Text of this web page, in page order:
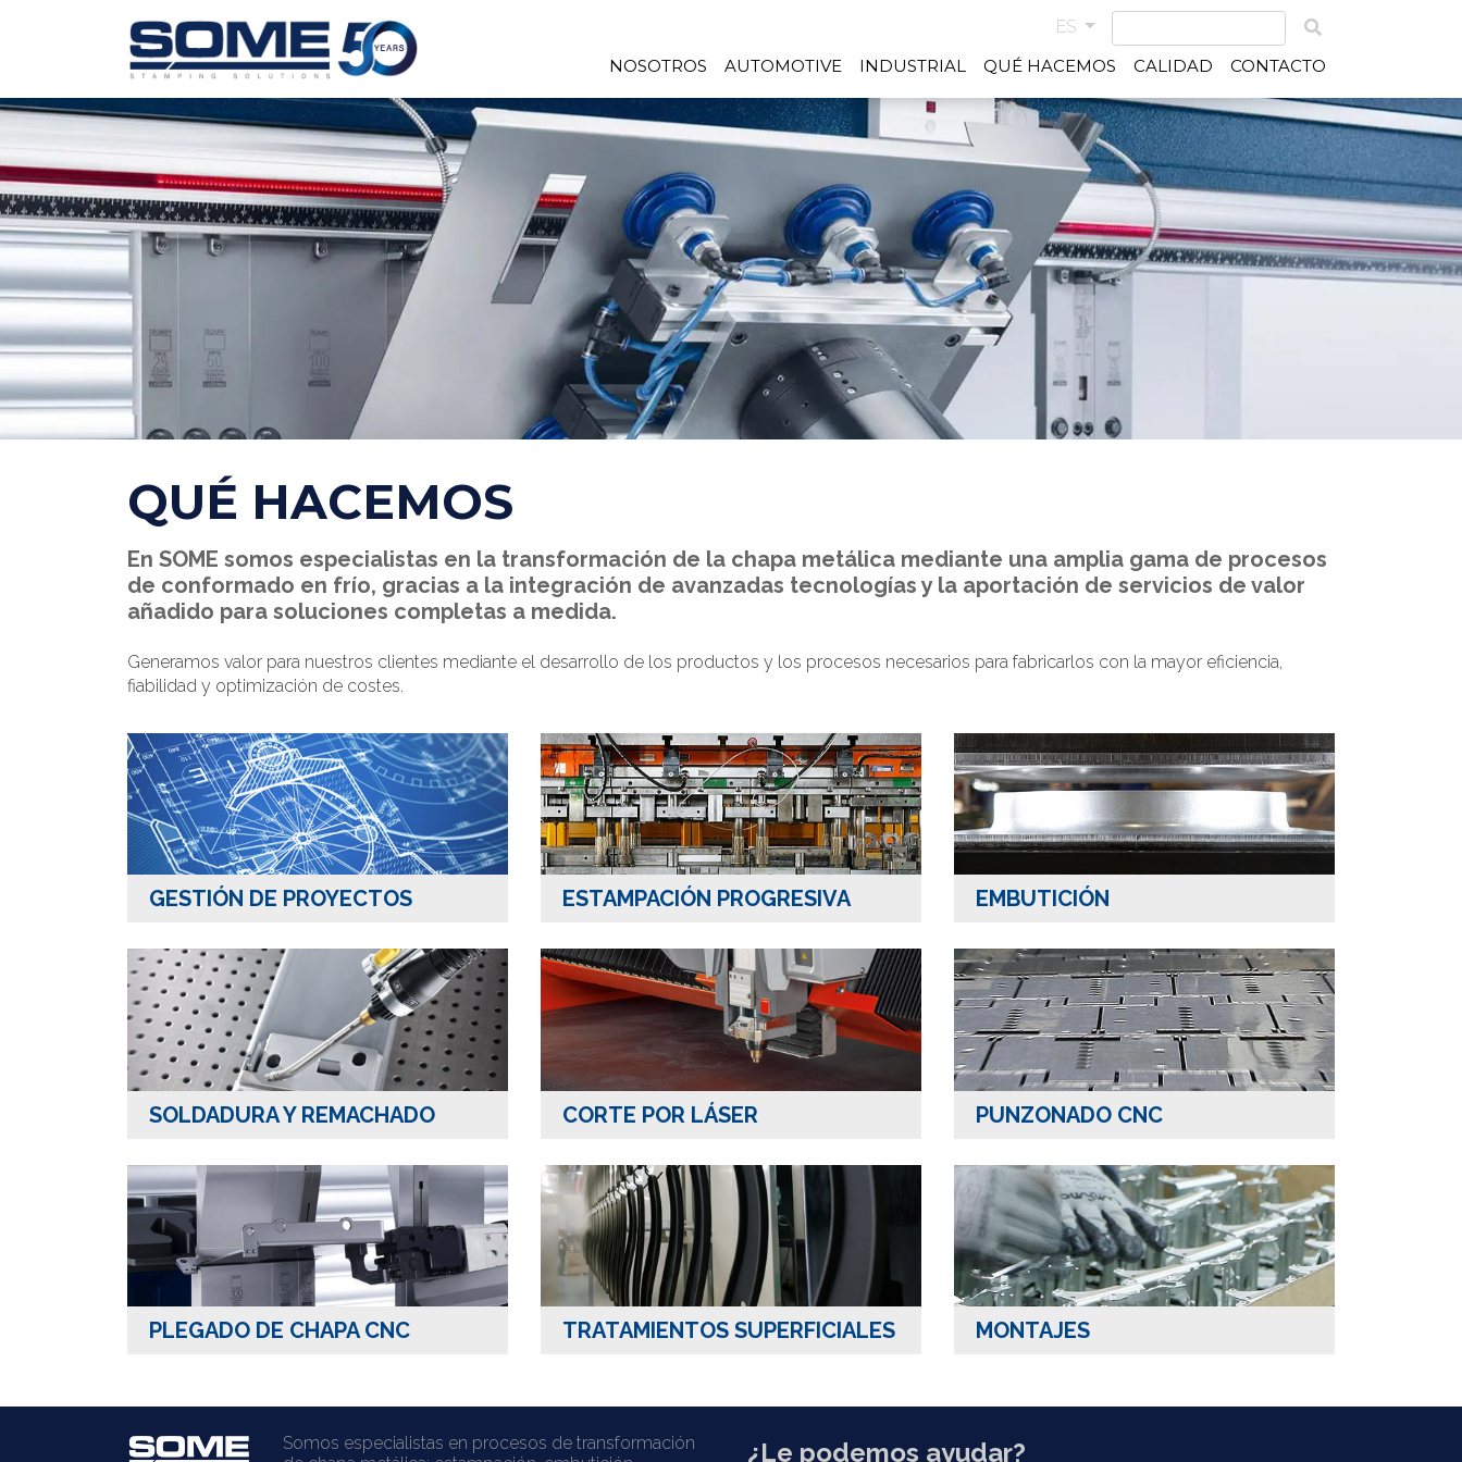
ES
NOSOTROS
AUTOMOTIVE INDUSTRIAL QUÉ HACEMOS CALIDAD CONTACTO
QUÉ HACEMOS
En SOME somos especialistas en la transformación de la chapa metálica mediante una amplia gama de procesos
de conformado en frío, gracias a la integración de avanzadas tecnologías y la aportación de servicios de valor
añadido para soluciones completas a medida.
Generamos valor para nuestros clientes mediante el desarrollo de los productos y los procesos necesarios para fabricarlos con la mayor eficiencia,
fiabilidad y optimización de costes.
GESTIÓN DE PROYECTOS ESTAMPACIÓN PROGRESIVA EMBUTICIÓN
SOLDADURA Y REMACHADO CORTE POR LÁSER PUNZONADO CNC
PLEGADO DE CHAPA CNC TRATAMIENTOS SUPERFICIALES MONTAJES
Somos especialistas en procesos de transformación
¿Le podemos ayudar?